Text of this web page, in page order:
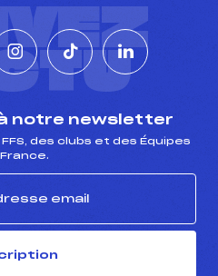
notre newsletter
des clubs et des Équipes